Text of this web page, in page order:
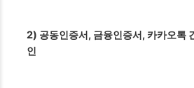
2) 공동인증서, 금융인증서, 카카오톡
인